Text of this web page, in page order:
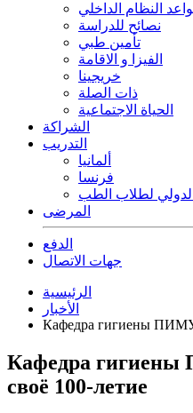
النظام الداخلي
نصائح للدراسة
تأمين طبي
الفيزا و الاقامة
خريجينا
ذات الصلة
الحياة الاجتماعية
الشراكة
التدريب
ألمانيا
فرنسا
الدولي لطلاب الطب
المرضى
الدفع
جهات الاتصال
الرئيسية
الأخبار
Кафедра гигиены ПИМУ
Кафедра
своё 100-летие